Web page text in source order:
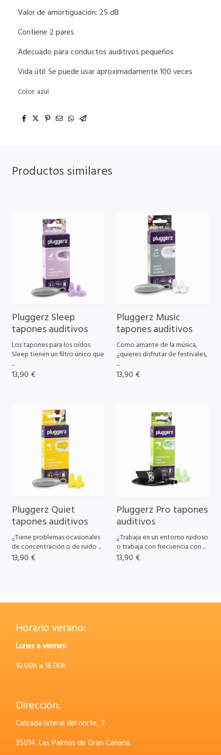
Valor de amortiguación: 25 dB
Contiene 2 pares
Adecuado para conductos auditivos pequeños
Vida útil: Se puede usar aproximadamente 100 veces
Color: azul
Productos similares
Pluggerz Sleep
tapones auditivos
Los tapones para los oídos
Sleep tienen un filtro único que
...
13,90 €
Pluggerz Music
tapones auditivos
Como amante de la música,
¿quieres disfrutar de festivales,
...
13,90 €
Pluggerz Quiet
tapones auditivos
¿Tiene problemas ocasionales
de concentración o de ruido ...
13,90 €
Pluggerz Pro tapones
auditivos
¿Trabaja en un entorno ruidoso
o trabaja con frecuencia con ...
13,90 €
Horario verano:
Lunes a viernes:
10.00h a 16.00h
Dirección:
Calzada lateral del norte, 7.
35014.Las Palmas de Gran Canaria.